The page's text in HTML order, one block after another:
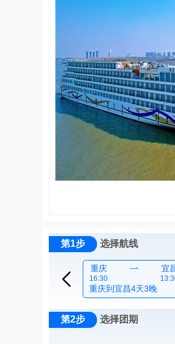
第1步 选择航线

重庆
16:30
 宜
重庆到宜昌4天3晚
第2步 选择团期